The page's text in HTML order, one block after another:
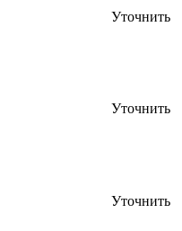
Уточнить
Уточнить
Уточнить